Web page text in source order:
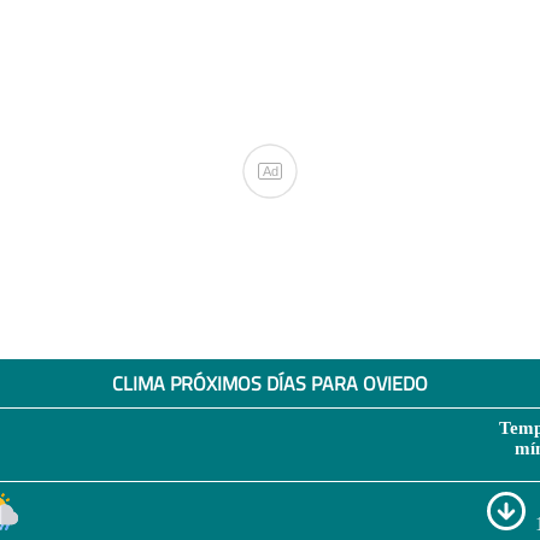
Ad
CLIMA PRÓXIMOS DÍAS PARA OVIEDO